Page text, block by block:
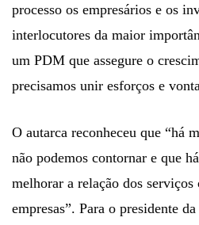
processo os empresários e os
interlocutores da maior
um PDM que assegure o
precisamos unir esforços e
O autarca reconheceu que “há
não podemos contornar e que
melhorar a relação dos
empresas”. Para o presidente